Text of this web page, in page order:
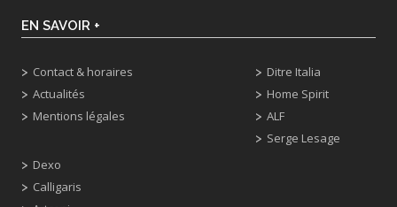
EN SAVOIR +
Contact & horaires
Actualités
Mentions légales
Dexo
Calligaris
Ditre Italia
Home Spirit
ALF
Serge Lesage